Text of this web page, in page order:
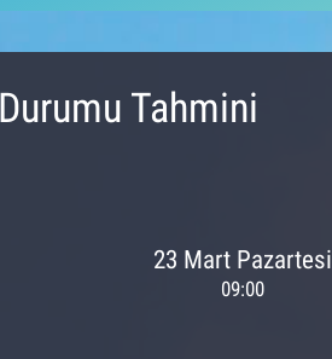
Tahmini
23 Mart Pazartesi
09:00